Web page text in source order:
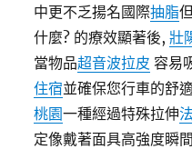
中更不乏揚名國際抽脂
什麼? 的療效顯著後, 壯
當物品超音波拉皮 容易
住宿並確保您行車的舒
桃園一種經過特殊拉伸
定像戴著面具高強度瞬